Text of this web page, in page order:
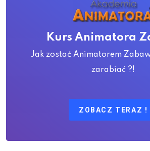
Kurs Animatora
Jak zostać Animatorem
zarabiać ?!
ZOBACZ TERAZ !